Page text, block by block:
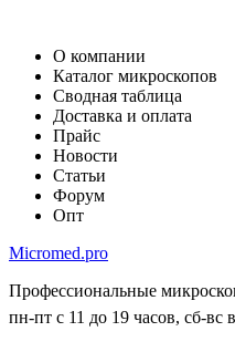
О компании
Каталог микроскопов
Сводная таблица
Доставка и оплата
Прайс
Новости
Статьи
Форум
Опт
Micromed.pro
Профессиональные
пн-пт с 11 до 19 часов, сб-вс